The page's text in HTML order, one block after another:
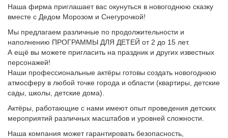
Наша фирма приглашает вас окунуться в новогоднюю сказку
вместе с Дедом Морозом и Снегурочкой!
Мы предлагаем различные по продолжительности и
наполнению ПРОГРАММЫ ДЛЯ ДЕТЕЙ от 2 до 15 лет.
А ещё вы можете пригласить на праздник и других известных
персонажей!
Наши профессиональные актёры готовы создать новогоднюю
атмосферу в любой точке города и области (квартиры, детские
сады, школы, детские дома).
Актёры, работающие с нами имеют опыт проведения детских
мероприятий различных масштабов и уровней сложности.
Наша компания может гарантировать безопасность,